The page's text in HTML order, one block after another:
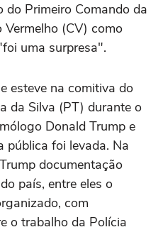
do Primeiro Comando da
Vermelho (CV) como
uma surpresa".
esteve na comitiva do
da Silva (PT) durante o
Donald Trump e
pública foi levada. Na
documentação
país, entre eles o
com
o trabalho da Polícia